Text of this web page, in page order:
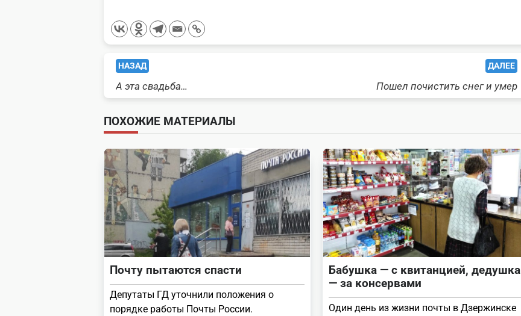
<span
class="nav-
subtitle
screen-
reader-
text">Page</span>
НАЗАД
А эта свадьба…
ДАЛЕЕ
Пошел почистить снег и умер
ПОХОЖИЕ МАТЕРИАЛЫ
Почту пытаются спасти
Депутаты ГД уточнили положения о
порядке работы Почты России.
Бабушка — с квитанцией, дедушка
— за консервами
Один день из жизни почты в Дзержинске